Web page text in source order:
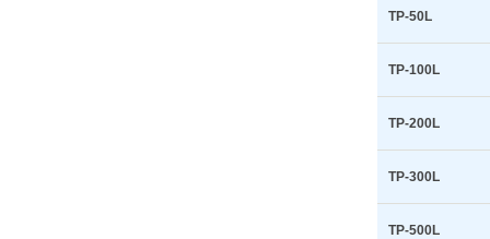
TP-50L
TP-100L
TP-200L
TP-300L
TP-500L